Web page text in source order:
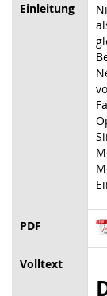
Einleitung
PDF
Volltext